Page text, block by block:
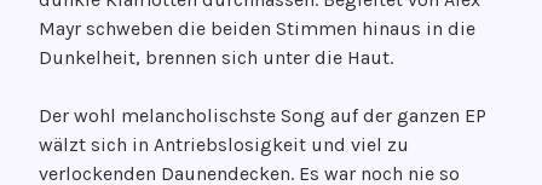
Mayr schweben die beiden Stimmen hinaus in die
Dunkelheit, brennen sich unter die Haut.
Der wohl melancholischste Song auf der ganzen EP
wälzt sich in Antriebslosigkeit und viel zu
verlockenden Daunendecken. Es war noch nie so